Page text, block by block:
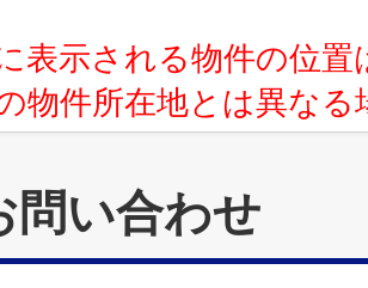
表示される物件の位
物件所在地とは異な
問い合わせ